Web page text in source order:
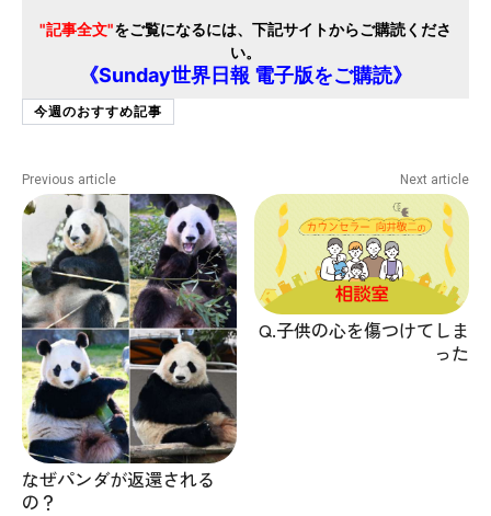
"記事全文"をご覧になるには、下記サイトからご購読くださ
い。
《Sunday世界日報 電子版をご購読》
今週のおすすめ記事
Previous article
なぜパンダが返還される
の？
Next article
Q.子供の心を傷つけてしま
った